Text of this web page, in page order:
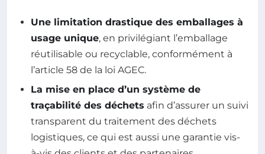
Une limitation drastique des emballages à
usage unique, en privilégiant l’emballage
réutilisable ou recyclable, conformément à
l’article 58 de la loi AGEC.
La mise en place d’un système de
traçabilité des déchets afin d’assurer un suivi
transparent du traitement des déchets
logistiques, ce qui est aussi une garantie vis-